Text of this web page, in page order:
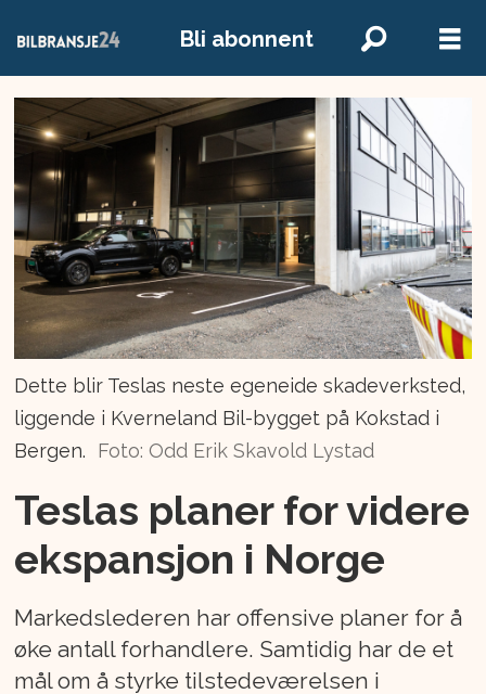
Bli abonnent
Dette blir Teslas neste egeneide skadeverksted,
liggende i Kverneland Bil-bygget på Kokstad i
Bergen.
Foto: Odd Erik Skavold Lystad
Teslas planer for videre
ekspansjon i Norge
Markedslederen har offensive planer for å
øke antall forhandlere. Samtidig har de et
mål om å styrke tilstedeværelsen i